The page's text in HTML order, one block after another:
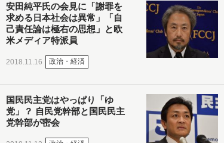
安田純平氏の会見に「謝罪を
求める日本社会は異常」「自
己責任論は極右の思想」と欧
米メディア特派員
2018.11.16 政治・経済
国民民主党はやっぱり「ゆ
党」？ 自民党幹部と国民民主
党幹部が密会